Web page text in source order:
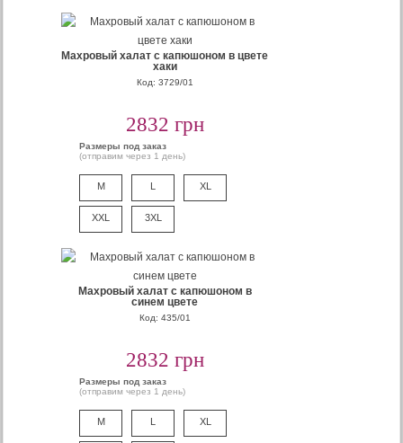
Махровый халат с капюшоном в цвете
хаки
Код: 3729/01
2832 грн
Размеры под заказ
(отправим через 1 день)
M L XL
XXL 3XL
Махровый халат с капюшоном в
синем цвете
Код: 435/01
2832 грн
Размеры под заказ
(отправим через 1 день)
M L XL